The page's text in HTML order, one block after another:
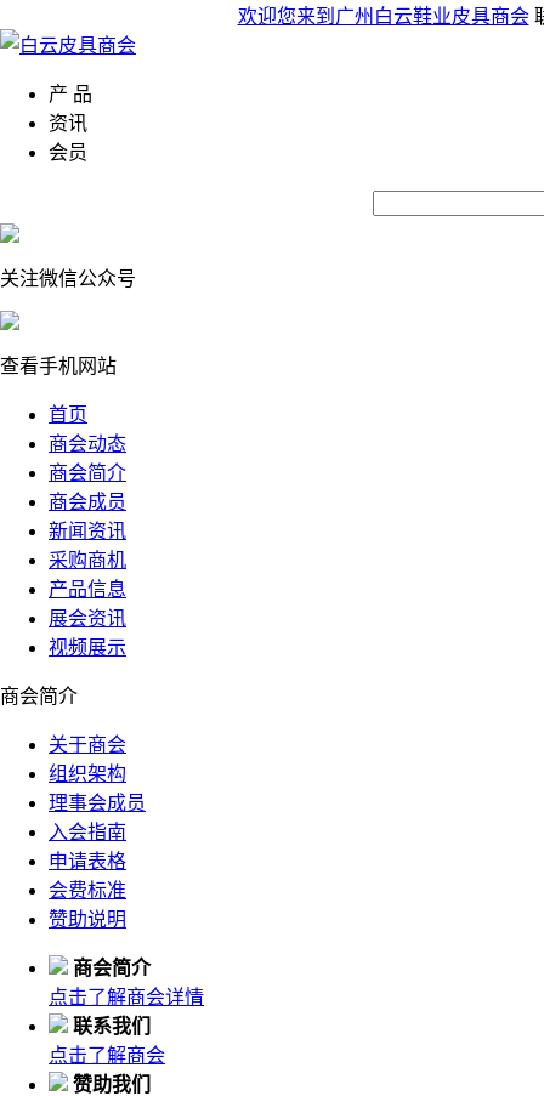
欢迎您来到广州白云鞋业皮具商会
产 品
资讯
会员
关注微信公众号
查看手机网站
首页
商会动态
商会简介
商会成员
新闻资讯
采购商机
产品信息
展会资讯
视频展示
商会简介
关于商会
组织架构
理事会成员
入会指南
申请表格
会费标准
赞助说明
商会简介
点击了解商会详情
联系我们
点击了解商会
赞助我们